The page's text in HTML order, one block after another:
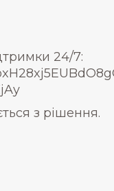
24/7:
з рішення.